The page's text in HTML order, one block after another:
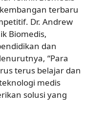
terbaru
Dr. Andrew
Biomedis,
dan
“Para
terus belajar dan
medis
solusi yang